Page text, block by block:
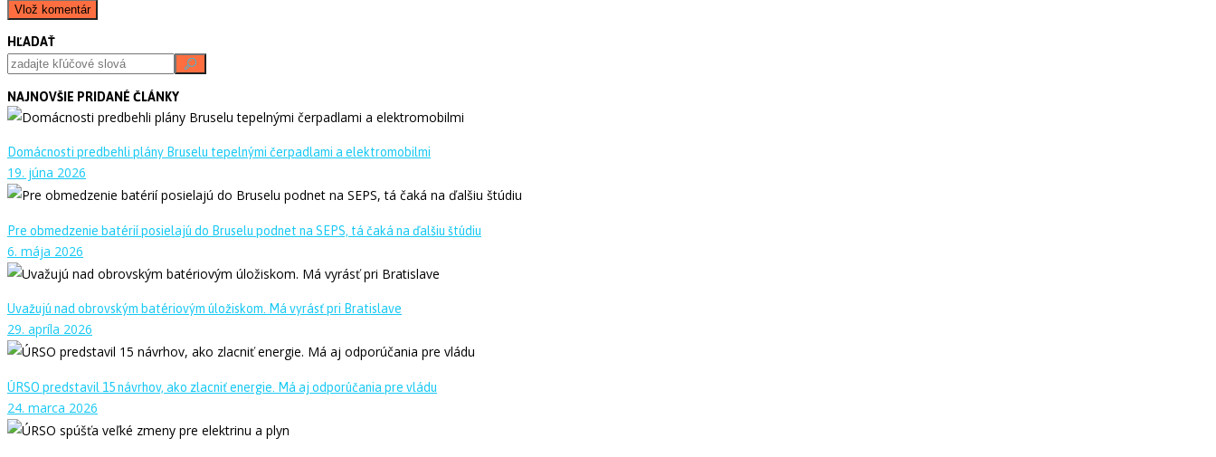
HĽADAŤ
NAJNOVŠIE PRIDANÉ ČLÁNKY
Domácnosti predbehli plány Bruselu tepelnými čerpadlami a elektromobilmi
19. júna 2026
Pre obmedzenie batérií posielajú do Bruselu podnet na SEPS, tá čaká na ďalšiu štúdiu
6. mája 2026
Uvažujú nad obrovským batériovým úložiskom. Má vyrásť pri Bratislave
29. apríla 2026
ÚRSO predstavil 15 návrhov, ako zlacniť energie. Má aj odporúčania pre vládu
24. marca 2026